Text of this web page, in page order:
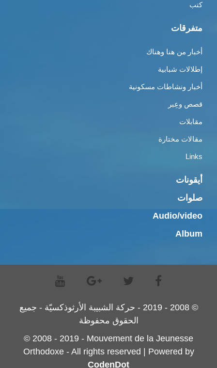
كتب
متفرقات
أخبار من هنا وهناك
إطلالات شبابية
أخبار ونشاطات مسكونية
قصص وعِبر
مقابلات
مقالات مختارة
Links
أيقونات
صلوات
Audio/video
Album
© 2008 - 2019 - حركة الشبيبة الأرثوذكسيّة - جميع
الحقوق محفوظة
© 2008 - 2019 - Mouvement de la Jeunesse
Orthodoxe - All rights reserved | Powered by
CodenDot